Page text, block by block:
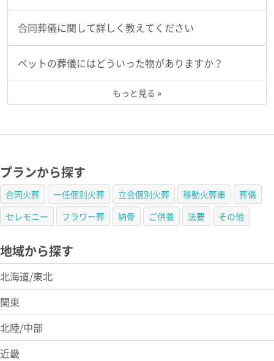
合同葬儀に関して詳しく教えてください
ペットの葬儀にはどういった物がありますか？
もっと見る »
プランから探す
合同火葬 一任個別火葬 立会個別火葬 移動火葬車
葬儀
セレモニー
フラワー葬 納骨 ご供養 法要 その他
地域から探す
北海道/東北
関東
北陸/中部
近畿